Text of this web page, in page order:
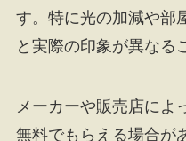
す。特に光の加減や部
と実際の印象が異なる
メーカーや販売店によ
無料でもらえる場合が